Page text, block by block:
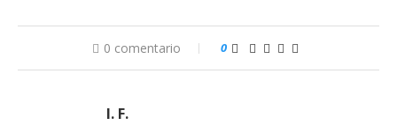
0 comentario 0
I. F.